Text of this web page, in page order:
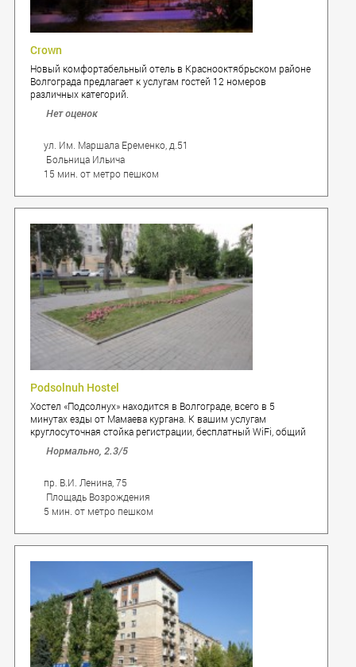
Crown
Новый комфортабельный отель в Краснооктябрьском районе
Волгограда предлагает к услугам гостей 12 номеров
различных категорий.
Нет оценок
ул. Им. Маршала Еременко, д.51
Больница Ильича
15 мин. от метро пешком
Podsolnuh Hostel
Хостел «Подсолнух» находится в Волгограде, всего в 5
минутах езды от Мамаева кургана. К вашим услугам
круглосуточная стойка регистрации, бесплатный WiFi, общий
Нормально, 2.3/5
пр. В.И. Ленина, 75
Площадь Возрождения
5 мин. от метро пешком